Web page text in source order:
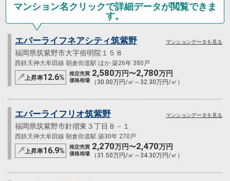
マンション名クリックで詳細データが閲覧できま
す。
エバーライフネアシティ筑紫野
福岡県筑紫野市大字俗明院１５８
西鉄天神大牟田線 朝倉街道駅 ほか 築26年 380戸
上昇率12.6%
推定売買
価格相場
2,580万円〜2,780万円
（30.00万円/㎡～32.30万円/㎡）
マンションデータを見る
エバーライフリオ筑紫野
福岡県筑紫野市針摺東３丁目８－１
西鉄天神大牟田線 朝倉街道駅 築30年 270戸
上昇率16.9%
推定売買
価格相場
2,270万円〜2,470万円
（31.50万円/㎡～34.30万円/㎡）
マンションデータを見る